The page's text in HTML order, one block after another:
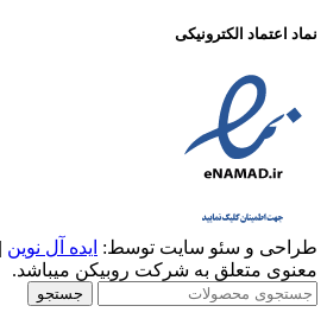
نماد اعتماد الکترونیکی
طراحی و سئو سایت توسط: ایده آل نوین
معنوی متعلق به شرکت روبیکن میباشد.
جستجو